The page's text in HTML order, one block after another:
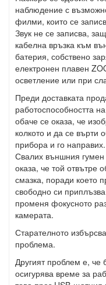
наблюдение с
филми, които се
Звук не се записва,
кабелна връзка към
батерия, собствено
електронен плавен
осветление или при
Преди доставката
работоспособността
обаче се оказа, че
колкото и да се върти
прибора и го
Свалих външния
оказа, че той отвътре
смазка, поради което
свободно си
променя фокусното
камерата.
Старателното
проблема.
Другият проблем е, че
осигурява време за